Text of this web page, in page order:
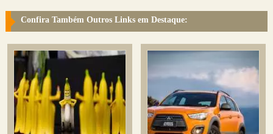
Confira Também Outros Links em Destaque: